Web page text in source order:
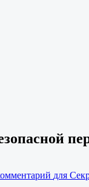
для